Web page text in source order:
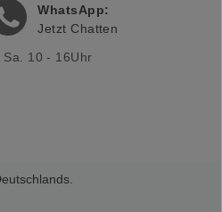
WhatsApp:
Jetzt Chatten
10 - 16Uhr